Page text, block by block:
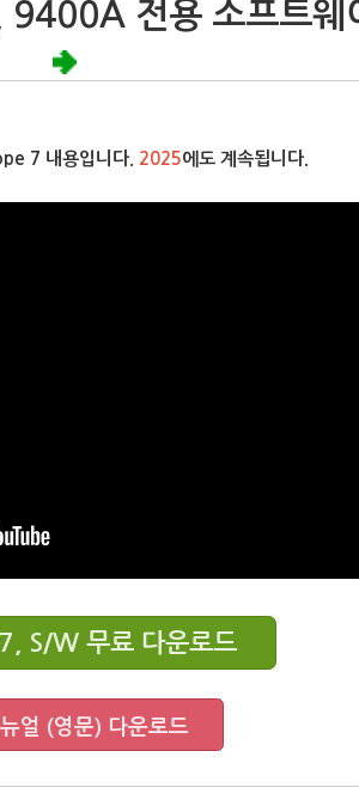
전용 소프트웨
7 내용입니다. 2025에도 계속됩니다.
S/W 무료 다운로드
얼 (영문) 다운로드